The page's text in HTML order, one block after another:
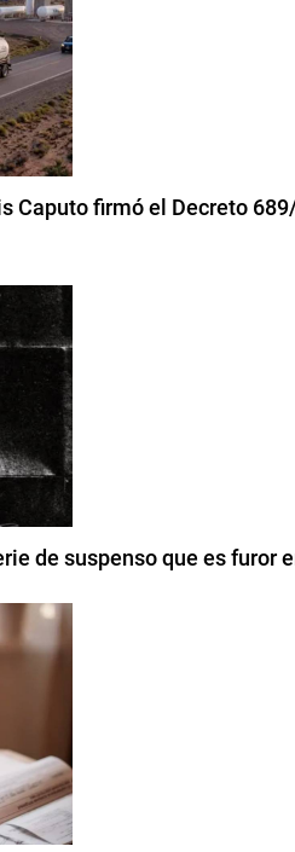
Caputo firmó el Decreto
de suspenso que es furor